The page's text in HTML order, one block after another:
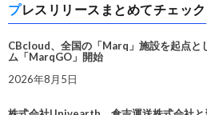
プレスリリースまとめてチェック
CBcloud、全国の「Marq」施設を起点と
ム「MarqGO」開始
2026年8月5日